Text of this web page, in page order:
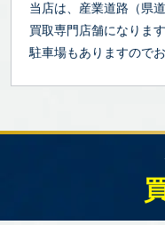
当店は、産業道路（県
買取専門店舗になります
駐車場もありますので